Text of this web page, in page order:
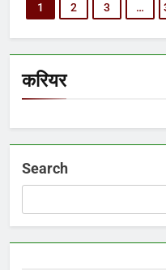
करियर
1 2 3 …
Search